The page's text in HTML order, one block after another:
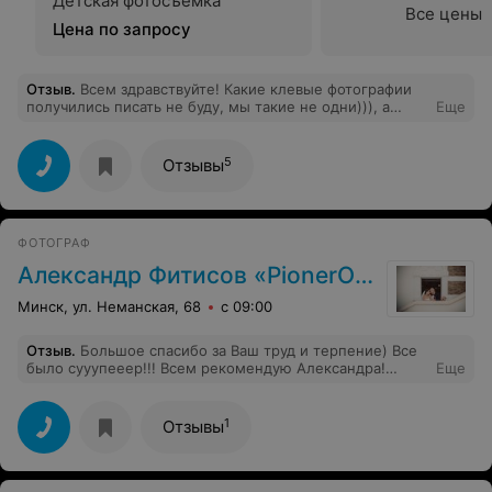
Цена по запросу
Все цены
Отзыв. Всем здравствуйте! Какие клевые фотографии
получились писать не буду, мы такие не одни))), а
Думала что мы не сможем до конца раскрепоститься
или расслабиться и т.д., но благодаря Виталию так все
легко и весело получилось, а ведь мы его видели в
первый раз! Виталий, огромное спасибо! Следующая
фотосессия "в ожидании" только с тобой!
Еще
Отзывы5
ФОТОГРАФ
Александр Фитисов «PionerOFF»
Минск, ул. Неманская, 68 с 09:00
Отзыв. Большое спасибо за Ваш труд и терпение) Все
было сууупееер!!! Всем рекомендую Александра!
качественные,душевные снимки! Спасииибооо!!)
Еще
Отзывы1